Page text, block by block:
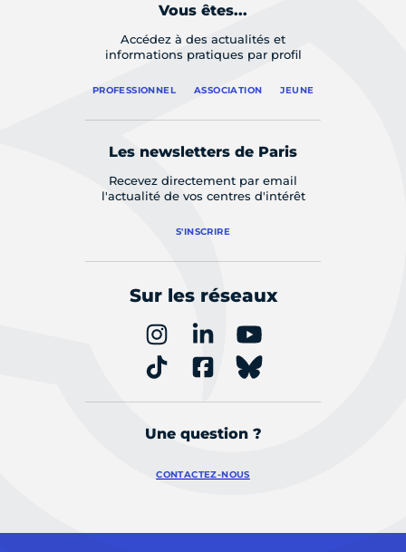
Vous êtes...
Accédez à des actualités et
informations pratiques par profil
PROFESSIONNEL ASSOCIATION JEUNE
Les newsletters de Paris
Recevez directement par email
l'actualité de vos centres d'intérêt
S'INSCRIRE
Sur les réseaux
Une question ?
CONTACTEZ-NOUS